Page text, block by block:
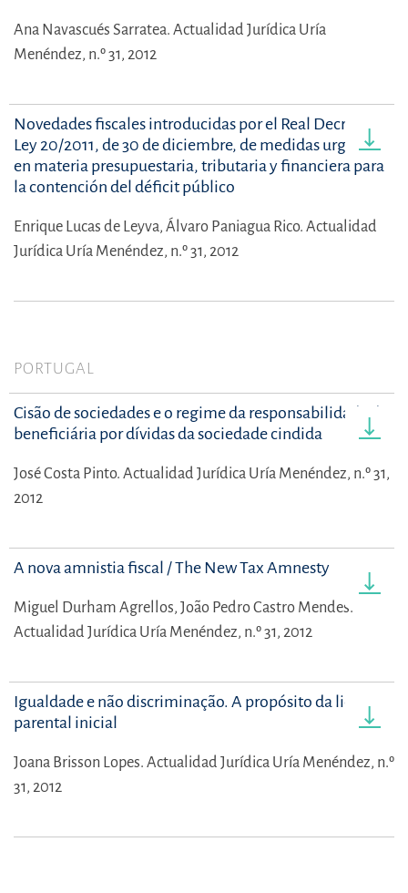
Ana Navascués Sarratea. Actualidad Jurídica Uría
Menéndez, n.º 31, 2012
Novedades fiscales introducidas por el Real Decreto-
Ley 20/2011, de 30 de diciembre, de medidas urgentes
en materia presupuestaria, tributaria y financiera para
la contención del déficit público
Enrique Lucas de Leyva, Álvaro Paniagua Rico. Actualidad
Jurídica Uría Menéndez, n.º 31, 2012
PORTUGAL
Cisão de sociedades e o regime da responsabilidade da
beneficiária por dívidas da sociedade cindida
José Costa Pinto. Actualidad Jurídica Uría Menéndez, n.º 31,
2012
A nova amnistia fiscal / The New Tax Amnesty
Miguel Durham Agrellos, João Pedro Castro Mendes.
Actualidad Jurídica Uría Menéndez, n.º 31, 2012
Igualdade e não discriminação. A propósito da licença
parental inicial
Joana Brisson Lopes. Actualidad Jurídica Uría Menéndez, n.º
31, 2012